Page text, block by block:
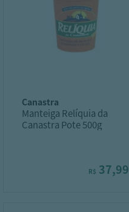
canastra
Manteiga Relíquia da
Canastra Pote 500g
R$ 37,99